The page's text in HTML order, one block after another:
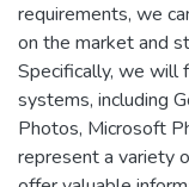
requirements, we
on the market and
Specifically, we will
systems, including
Photos, Microsoft
represent a variety